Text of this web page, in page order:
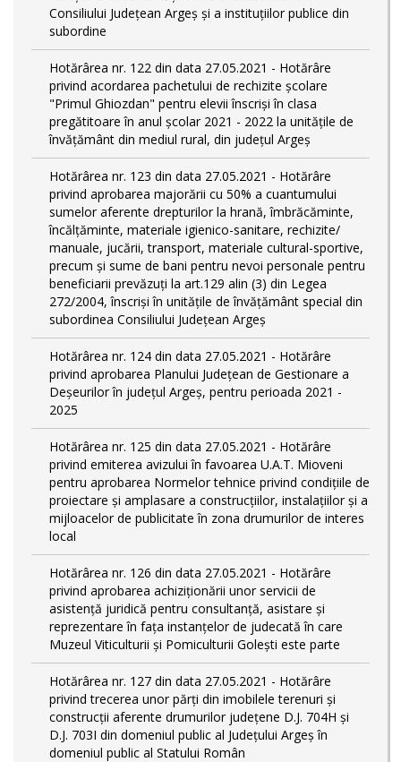
Consiliului Județean Argeș și a instituțiilor publice din
subordine
Hotărârea nr. 122 din data 27.05.2021 - Hotărâre
privind acordarea pachetului de rechizite școlare
"Primul Ghiozdan" pentru elevii înscriși în clasa
pregătitoare în anul şcolar 2021 - 2022 la unitățile de
învățământ din mediul rural, din județul Argeș
Hotărârea nr. 123 din data 27.05.2021 - Hotărâre
privind aprobarea majorării cu 50% a cuantumului
sumelor aferente drepturilor la hrană, îmbrăcăminte,
încălțăminte, materiale igienico-sanitare, rechizite/
manuale, jucării, transport, materiale cultural-sportive,
precum și sume de bani pentru nevoi personale pentru
beneficiarii prevăzuți la art.129 alin (3) din Legea
272/2004, înscriși în unitățile de învățământ special din
subordinea Consiliului Județean Argeș
Hotărârea nr. 124 din data 27.05.2021 - Hotărâre
privind aprobarea Planului Județean de Gestionare a
Deșeurilor în județul Argeș, pentru perioada 2021 -
2025
Hotărârea nr. 125 din data 27.05.2021 - Hotărâre
privind emiterea avizului în favoarea U.A.T. Mioveni
pentru aprobarea Normelor tehnice privind condiţiile de
proiectare şi amplasare a construcţiilor, instalaţiilor şi a
mijloacelor de publicitate în zona drumurilor de interes
local
Hotărârea nr. 126 din data 27.05.2021 - Hotărâre
privind aprobarea achiziționării unor servicii de
asistență juridică pentru consultanță, asistare și
reprezentare în fața instanțelor de judecată în care
Muzeul Viticulturii și Pomiculturii Golești este parte
Hotărârea nr. 127 din data 27.05.2021 - Hotărâre
privind trecerea unor părţi din imobilele terenuri şi
construcţii aferente drumurilor județene D.J. 704H și
D.J. 703I din domeniul public al Județului Argeș în
domeniul public al Statului Român